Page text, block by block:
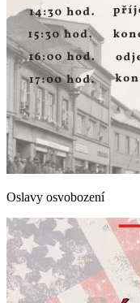
Oslavy osvobození